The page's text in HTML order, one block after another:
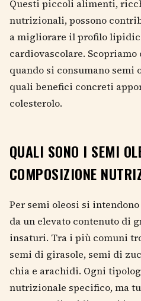
Questi piccoli alimenti,
nutrizionali, possono
a migliorare il profilo
cardiovascolare. Scopriamo
quando si consumano semi
quali benefici concreti
colesterolo.
QUALI SONO I SEMI
COMPOSIZIONE
Per semi oleosi si
da un elevato contenuto di
insaturi. Tra i più comuni
semi di girasole, semi di
chia e arachidi. Ogni
nutrizionale specifico, ma